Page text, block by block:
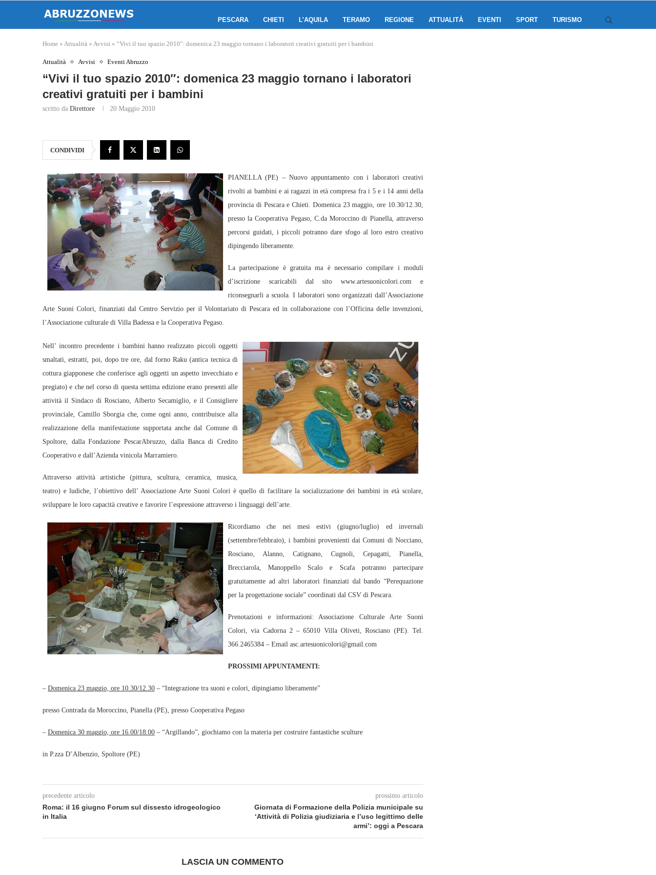
PESCARA CHIETI L’AQUILA TERAMO REGIONE ATTUALITÀ EVENTI SPORT TURISMO
Home » Attualità » Avvisi » “Vivi il tuo spazio 2010″: domenica 23 maggio tornano i laboratori creativi gratuiti per i bambini
Attualità Avvisi Eventi Abruzzo
“Vivi il tuo spazio 2010″: domenica 23 maggio tornano i laboratori
creativi gratuiti per i bambini
scritto da Direttore 20 Maggio 2010
CONDIVIDI
PIANELLA (PE) – Nuovo appuntamento con i laboratori creativi
rivolti ai bambini e ai ragazzi in età compresa fra i 5 e i 14 anni della
provincia di Pescara e Chieti. Domenica 23 maggio, ore 10.30/12.30,
presso la Cooperativa Pegaso, C.da Moroccino di Pianella, attraverso
percorsi guidati, i piccoli potranno dare sfogo al loro estro creativo
dipingendo liberamente.
La partecipazione è gratuita ma è necessario compilare i moduli
d’iscrizione scaricabili dal sito www.artesuonicolori.com e
riconsegnarli a scuola. I laboratori sono organizzati dall’Associazione
Arte Suoni Colori, finanziati dal Centro Servizio per il Volontariato di Pescara ed in collaborazione con l’Officina delle invenzioni,
l’Associazione culturale di Villa Badessa e la Cooperativa Pegaso.
Nell’ incontro precedente i bambini hanno realizzato piccoli oggetti
smaltati, estratti, poi, dopo tre ore, dal forno Raku (antica tecnica di
cottura giapponese che conferisce agli oggetti un aspetto invecchiato e
pregiato) e che nel corso di questa settima edizione erano presenti alle
attività il Sindaco di Rosciano, Alberto Secamiglio, e il Consigliere
provinciale, Camillo Sborgia che, come ogni anno, contribuisce alla
realizzazione della manifestazione supportata anche dal Comune di
Spoltore, dalla Fondazione PescarAbruzzo, dalla Banca di Credito
Cooperativo e dall’Azienda vinicola Marramiero.
Attraverso attività artistiche (pittura, scultura, ceramica, musica,
teatro) e ludiche, l’obiettivo dell’ Associazione Arte Suoni Colori è quello di facilitare la socializzazione dei bambini in età scolare,
sviluppare le loro capacità creative e favorire l’espressione attraverso i linguaggi dell’arte.
Ricordiamo che nei mesi estivi (giugno/luglio) ed invernali
(settembre/febbraio), i bambini provenienti dai Comuni di Nocciano,
Rosciano, Alanno, Catignano, Cugnoli, Cepagatti, Pianella,
Brecciarola, Manoppello Scalo e Scafa potranno partecipare
gratuitamente ad altri laboratori finanziati dal bando “Perequazione
per la progettazione sociale” coordinati dal CSV di Pescara.
Prenotazioni e informazioni: Associazione Culturale Arte Suoni
Colori, via Cadorna 2 – 65010 Villa Oliveti, Rosciano (PE). Tel.
366.2465384 – Email asc.artesuonicolori@gmail.com
PROSSIMI APPUNTAMENTI:
– Domenica 23 maggio, ore 10.30/12.30 – “Integrazione tra suoni e colori, dipingiamo liberamente”
presso Contrada da Moroccino, Pianella (PE), presso Cooperativa Pegaso
– Domenica 30 maggio, ore 16.00/18.00 – “Argillando”, giochiamo con la materia per costruire fantastiche sculture
in P.zza D’Albenzio, Spoltore (PE)
precedente articolo
Roma: il 16 giugno Forum sul dissesto idrogeologico
in Italia
prossimo articolo
Giornata di Formazione della Polizia municipale su
‘Attività di Polizia giudiziaria e l’uso legittimo delle
armi’: oggi a Pescara
LASCIA UN COMMENTO